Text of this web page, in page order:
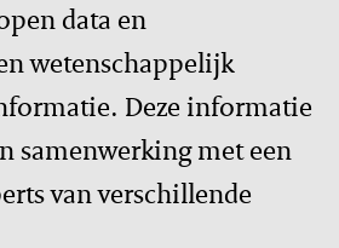
data en
wetenschappelijk
Deze informatie
samenwerking met een
van verschillende